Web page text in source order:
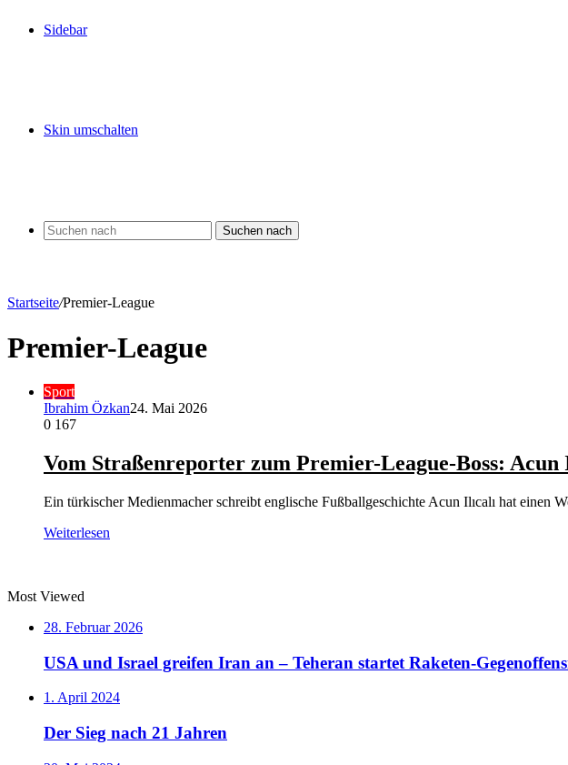
Sidebar
Skin umschalten
Suchen nach
Startseite/Premier-League
Premier-League
Sport
Ibrahim Özkan24. Mai 2026
0 167
Vom Straßenreporter zum Premier-League-Boss:
Ein türkischer Medienmacher schreibt englische Fußballgeschichte Acun Ilıcalı hat
Weiterlesen
Most Viewed
28. Februar 2026
USA und Israel greifen Iran an – Teheran startet Raketen-
1. April 2024
Der Sieg nach 21 Jahren